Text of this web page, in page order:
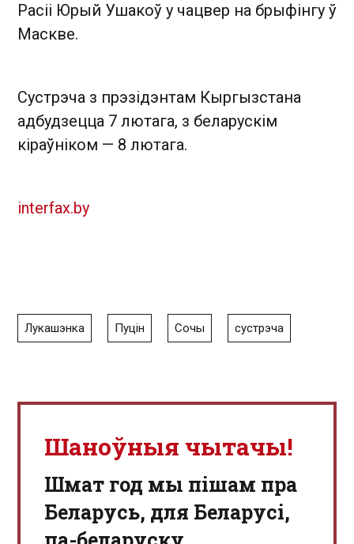
Расіі Юрый Ушакоў у чацвер на брыфінгу ў
Маскве.
Сустрэча з прэзідэнтам Кыргызстана
адбудзецца 7 лютага, з беларускім
кіраўніком — 8 лютага.
interfax.by
Лукашэнка Пуцін Сочы сустрэча
Шаноўныя чытачы!
Шмат год мы пішам пра
Беларусь, для Беларусі,